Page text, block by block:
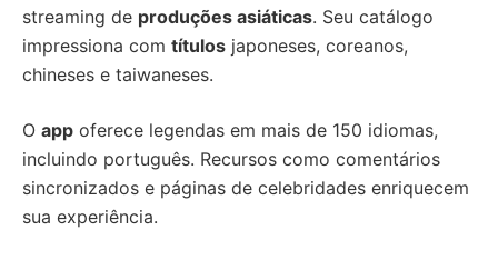
streaming de produções asiáticas. Seu catálogo
impressiona com títulos japoneses, coreanos,
chineses e taiwaneses.
O app oferece legendas em mais de 150 idiomas,
incluindo português. Recursos como comentários
sincronizados e páginas de celebridades enriquecem
sua experiência.